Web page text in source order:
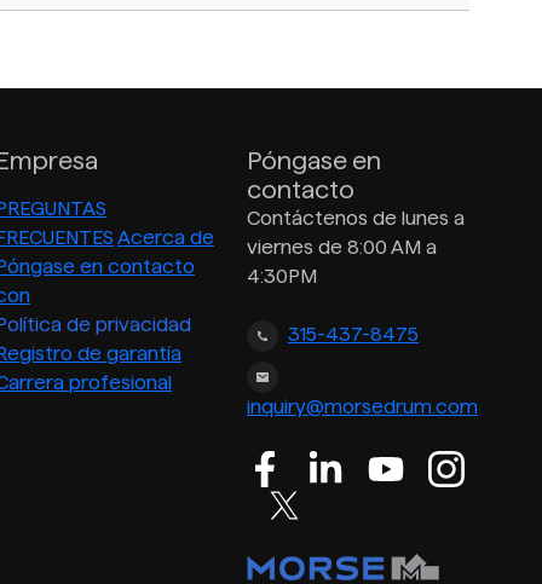
Acerca de
en contacto
de privacidad
de garantía
profesional
Póngase en
contacto
Contáctenos de lunes a
viernes de 8:00 AM a
4:30PM
315-437-8475
inquiry@morsedrum.com